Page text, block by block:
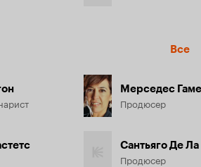
Все
Мерседес
Продюсер
Сантьяго Де Ла
Продюсер